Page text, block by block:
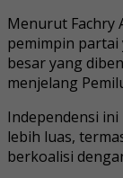
Menurut Fachry
pemimpin partai
besar yang
menjelang
Independensi
lebih luas,
berkoalisi